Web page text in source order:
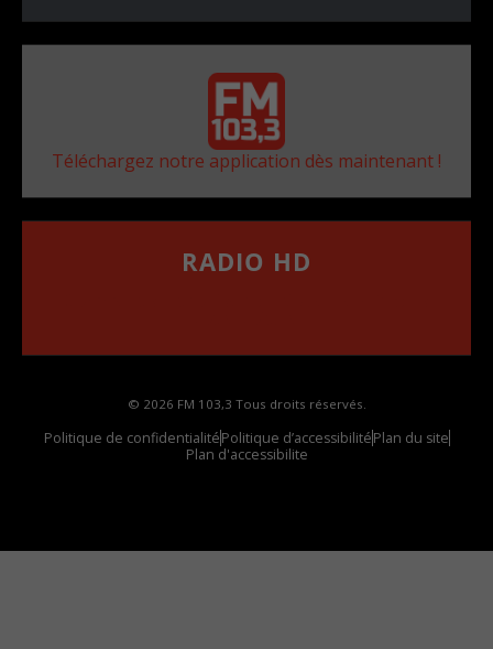
Téléchargez notre application dès maintenant !
RADIO HD
© 2026 FM 103,3 Tous droits réservés.
Politique de confidentialitéPolitique d’accessibilitéPlan du site
Plan d'accessibilite